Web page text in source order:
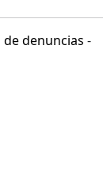
de denuncias -